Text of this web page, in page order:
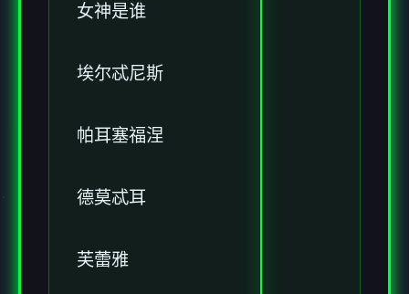
女神是谁
埃尔忒尼斯
帕耳塞福涅
德莫忒耳
芙蕾雅